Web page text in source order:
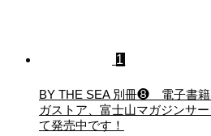
1
BY THE SEA 別冊❽ 電子書籍
ガストア、富士山マガジンサ
て発売中です！